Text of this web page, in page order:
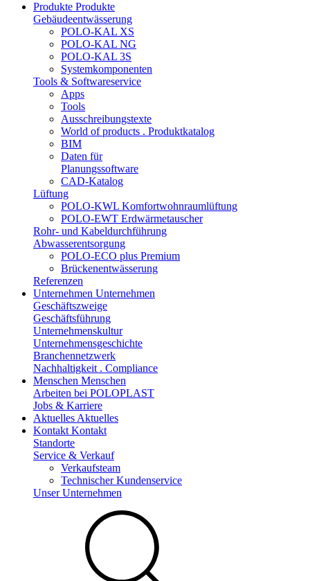
Produkte Produkte
Gebäudeentwässerung
POLO-KAL XS
POLO-KAL NG
POLO-KAL 3S
Systemkomponenten
Tools & Softwareservice
Apps
Tools
Ausschreibungstexte
World of products . Produktkatalog
BIM
Daten für
Planungssoftware
CAD-Katalog
Lüftung
POLO-KWL Komfortwohnraumlüftung
POLO-EWT Erdwärmetauscher
Rohr- und Kabeldurchführung
Abwasserentsorgung
POLO-ECO plus Premium
Brückenentwässerung
Referenzen
Unternehmen Unternehmen
Geschäftszweige
Geschäftsführung
Unternehmenskultur
Unternehmensgeschichte
Branchennetzwerk
Nachhaltigkeit . Compliance
Menschen Menschen
Arbeiten bei POLOPLAST
Jobs & Karriere
Aktuelles Aktuelles
Kontakt Kontakt
Standorte
Service & Verkauf
Verkaufsteam
Technischer Kundenservice
Unser Unternehmen